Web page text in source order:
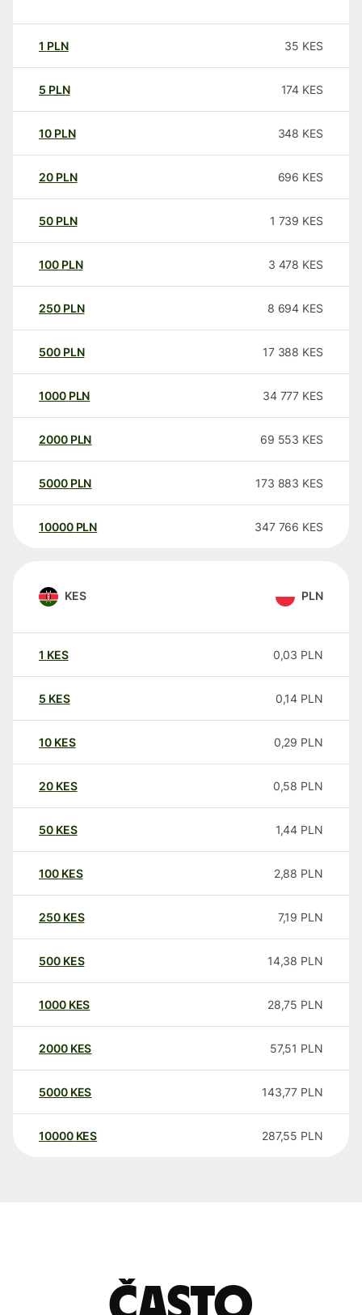
1 PLN 35 KES
5 PLN 174 KES
10 PLN 348 KES
20 PLN 696 KES
50 PLN 1 739 KES
100 PLN 3 478 KES
250 PLN 8 694 KES
500 PLN 17 388 KES
1000 PLN 34 777 KES
2000 PLN 69 553 KES
5000 PLN 173 883 KES
10000 PLN 347 766 KES
KES PLN
1 KES 0,03 PLN
5 KES 0,14 PLN
10 KES 0,29 PLN
20 KES 0,58 PLN
50 KES 1,44 PLN
100 KES 2,88 PLN
250 KES 7,19 PLN
500 KES 14,38 PLN
1000 KES 28,75 PLN
2000 KES 57,51 PLN
5000 KES 143,77 PLN
10000 KES 287,55 PLN